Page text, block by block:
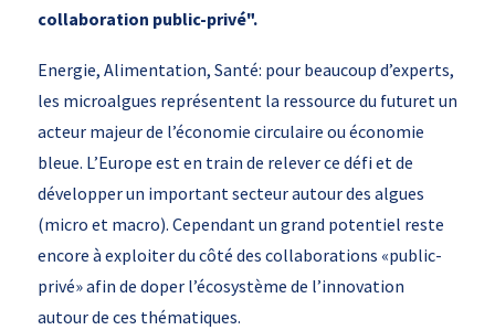
collaboration public-privé".
Energie, Alimentation, Santé: pour beaucoup d’experts,
les microalgues représentent la ressource du futuret un
acteur majeur de l’économie circulaire ou économie
bleue. L’Europe est en train de relever ce défi et de
développer un important secteur autour des algues
(micro et macro). Cependant un grand potentiel reste
encore à exploiter du côté des collaborations «public-
privé» afin de doper l’écosystème de l’innovation
autour de ces thématiques.